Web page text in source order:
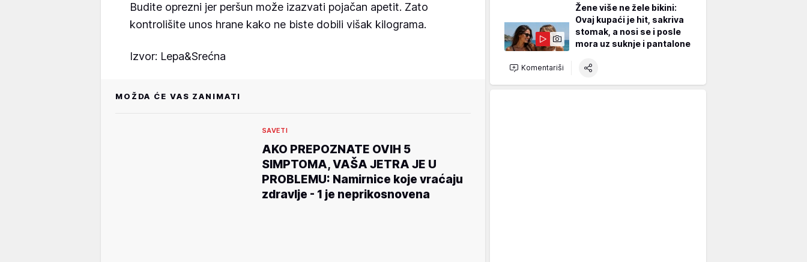
Budite oprezni jer peršun može izazvati pojačan apetit. Zato
kontrolišite unos hrane kako ne biste dobili višak kilograma.
Izvor: Lepa&Srećna
MOŽDA ĆE VAS ZANIMATI
SAVETI
AKO PREPOZNATE OVIH 5
SIMPTOMA, VAŠA JETRA JE U
PROBLEMU: Namirnice koje vraćaju
zdravlje - 1 je neprikosnovena
Žene više ne žele bikini:
Ovaj kupaći je hit, sakriva
stomak, a nosi se i posle
mora uz suknje i pantalone
Komentariši